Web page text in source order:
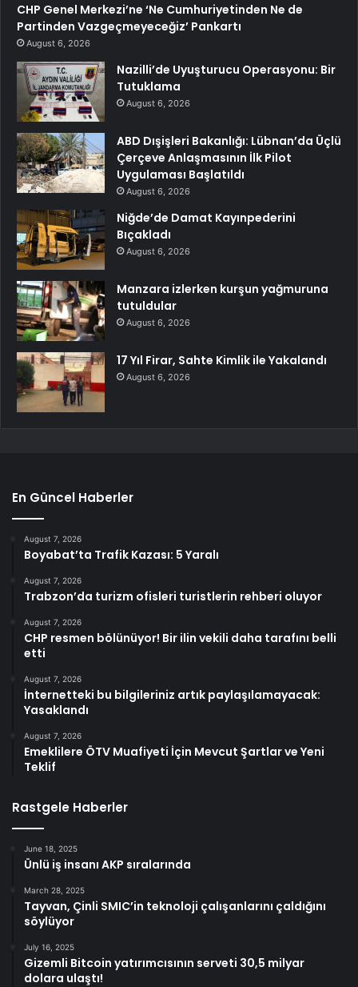
CHP Genel Merkezi’ne ‘Ne Cumhuriyetinden Ne de
Partinden Vazgeçmeyeceğiz’ Pankartı
August 6, 2026
Nazilli’de Uyuşturucu Operasyonu: Bir
Tutuklama
August 6, 2026
ABD Dışişleri Bakanlığı: Lübnan’da Üçlü
Çerçeve Anlaşmasının İlk Pilot
Uygulaması Başlatıldı
August 6, 2026
Niğde’de Damat Kayınpederini
Bıçakladı
August 6, 2026
Manzara izlerken kurşun yağmuruna
tutuldular
August 6, 2026
17 Yıl Firar, Sahte Kimlik ile Yakalandı
August 6, 2026
En Güncel Haberler
August 7, 2026
Boyabat’ta Trafik Kazası: 5 Yaralı
August 7, 2026
Trabzon’da turizm ofisleri turistlerin rehberi oluyor
August 7, 2026
CHP resmen bölünüyor! Bir ilin vekili daha tarafını belli
etti
August 7, 2026
İnternetteki bu bilgileriniz artık paylaşılamayacak:
Yasaklandı
August 7, 2026
Emeklilere ÖTV Muafiyeti İçin Mevcut Şartlar ve Yeni
Teklif
Rastgele Haberler
June 18, 2025
Ünlü iş insanı AKP sıralarında
March 28, 2025
Tayvan, Çinli SMIC’in teknoloji çalışanlarını çaldığını
söylüyor
July 16, 2025
Gizemli Bitcoin yatırımcısının serveti 30,5 milyar
dolara ulaştı!